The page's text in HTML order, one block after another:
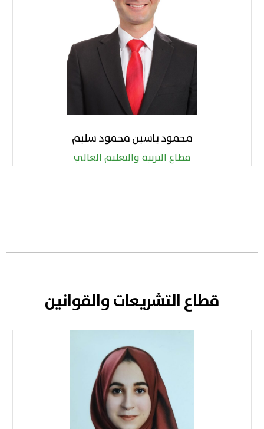
محمود ياسين محمود سليم
قطاع التربية والتعليم العالي
قطاع التشريعات والقوانين